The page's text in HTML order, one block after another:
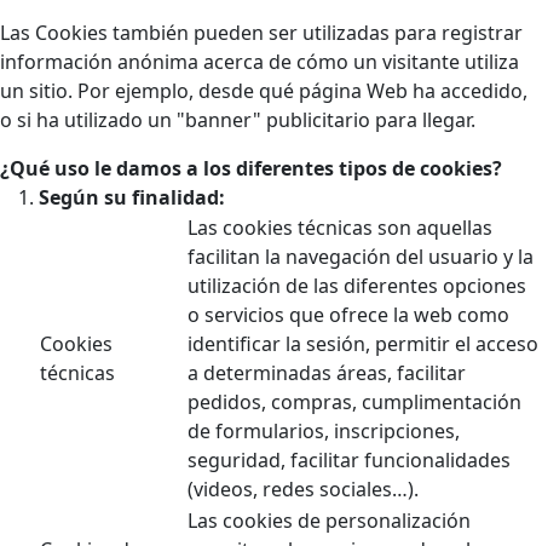
Las Cookies también pueden ser utilizadas para registrar
información anónima acerca de cómo un visitante utiliza
un sitio. Por ejemplo, desde qué página Web ha accedido,
o si ha utilizado un "banner" publicitario para llegar.
¿Qué uso le damos a los diferentes tipos de cookies?
Según su finalidad:
Cookies
técnicas
Las cookies técnicas son aquellas
facilitan la navegación del usuario y la
utilización de las diferentes opciones
o servicios que ofrece la web como
identificar la sesión, permitir el acceso
a determinadas áreas, facilitar
pedidos, compras, cumplimentación
de formularios, inscripciones,
seguridad, facilitar funcionalidades
(videos, redes sociales…).
Las cookies de personalización